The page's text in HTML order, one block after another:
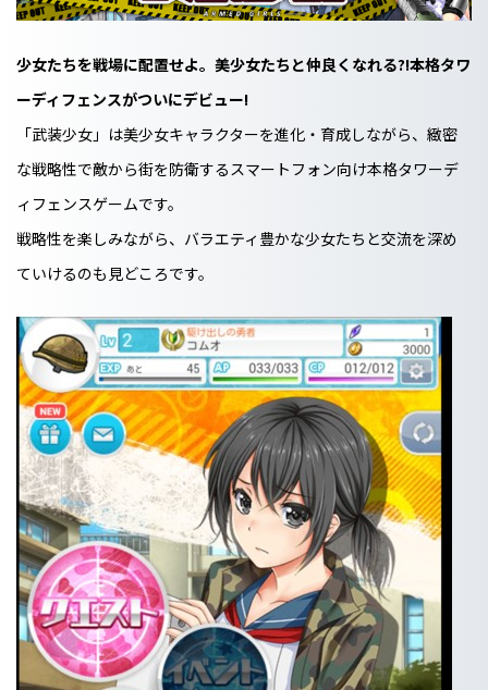
少女たちを戦場に配置せよ。美少女たちと仲良くなれる?!本格タワ
ーディフェンスがついにデビュー!
「武装少女」は美少女キャラクターを進化・育成しながら、緻密
な戦略性で敵から街を防衛するスマートフォン向け本格タワーデ
ィフェンスゲームです。
戦略性を楽しみながら、バラエティ豊かな少女たちと交流を深め
ていけるのも見どころです。